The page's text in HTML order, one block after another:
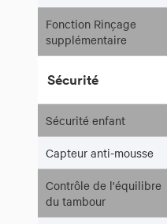
Fonction Rinçage
supplémentaire
Sécurité
Sécurité enfant
Capteur anti-mousse
Contrôle de l'équilibre
du tambour